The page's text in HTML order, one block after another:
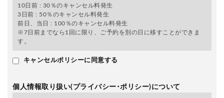
10日前 : 30％のキャンセル料発生
3日前 : 50％のキャンセル料発生
前日、当日 : 100％のキャンセル料発生
※7日前までなら1回に限り、ご予約を別の日に移すことができま
す。
キャンセルポリシーに同意する
個人情報取り扱い(プライバシー･ポリシー)について